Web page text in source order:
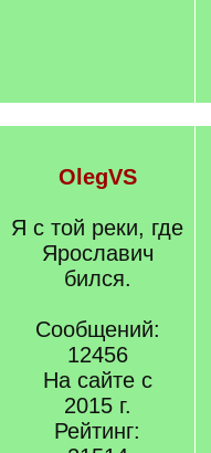
OlegVS
Я с той реки, где
Ярославич
бился.
Сообщений:
12456
На сайте с
2015 г.
Рейтинг: